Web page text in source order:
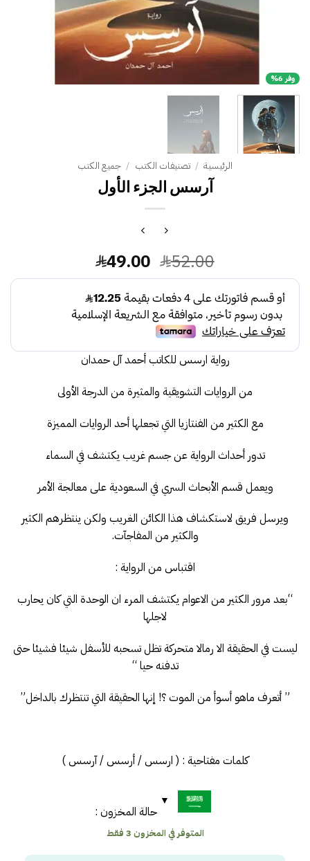
وفر 6%
الرئيسية / تصنيفات الكتب / جميع الكتب
آرسس الجزء الأول
52.00 السعر
الأصلي
هو:
52.00.
49.00 السعر
الحالي
هو:
49.00.
رواية ارسس للكاتب أحمد آل حمدان
من الروايات التشويقية والمثيرة من الدرجة الأولى
مع الكثير من الفنتازيا التي تجعلها أحد الروايات المميزة
تدور أحداث الرواية عن جسم غريب يكتشف في السماء
ويعمل قسم الأبحاث السري في السعودية على معالجة الأمر
ويرسل فريق لاستكشاف هذا الكائن الغريب ولكن ينتظرهم الكثير
والكثير من المفاجآت.
اقتباس من الرواية :
“بعد مرور الكثير من الاعوام يكتشف المرء ان الوحدة التي كان يحارب
لاجلها
ليست في الحقيقة الا رمالا متحركة تظل تسحبه للأسفل شيئا فشيئا حتى
تدفنه حيا “
” أتعرف ماهو أسوأ من الموت ؟! إنها الحقيقة التي تنتظرك بالداخل”
كلمات مفتاحية : ( ارسس / أرسس / آرسس )
حالة المخزون :
المتوفر في المخزون 3 فقط